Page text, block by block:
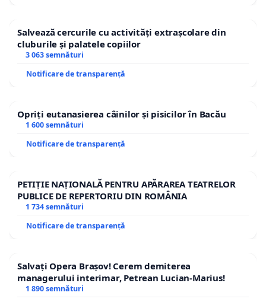
Salvează cercurile cu activități extrașcolare din
cluburile și palatele copiilor
3 063 semnături
Notificare de transparență
Opriți eutanasierea câinilor și pisicilor în Bacău
1 600 semnături
Notificare de transparență
PETIȚIE NAȚIONALĂ PENTRU APĂRAREA TEATRELOR
PUBLICE DE REPERTORIU DIN ROMÂNIA
1 734 semnături
Notificare de transparență
Salvați Opera Brașov! Cerem demiterea
managerului interimar, Petrean Lucian-Marius!
1 890 semnături